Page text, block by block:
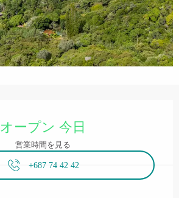
オープン 今日
営業時間を見る
+687 74 42 42